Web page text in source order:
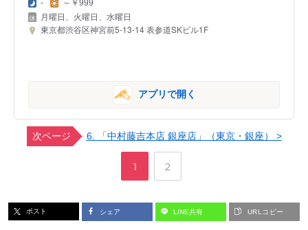
- ～￥999
月曜日、火曜日、水曜日
東京都渋谷区神宮前5-13-14 表参道SKビル1F
アプリで開く
次ページ 6. 「中村藤吉本店 銀座店」（東京・銀座） >
ペ
ジ
1
,
ペ
ジ
2
ポスト シェア LINE共有 URLコピー